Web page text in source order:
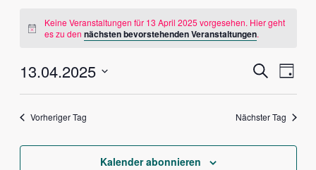
Keine Veranstaltungen für 13 April 2025 vorgesehen. Hier geht
es zu dennächsten bevorstehenden Veranstaltungen.
Suche
und
Ansichten,
Navigation
Suche
Tag
13.04.2025
Datum
wählen.
Vorheriger Tag Nächster Tag
Kalender abonnieren